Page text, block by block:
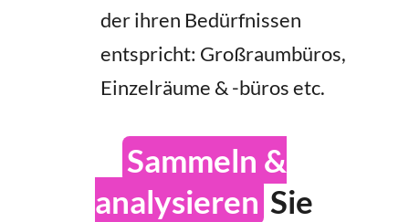
der ihren Bedürfnissen
entspricht: Großraumbüros,
Einzelräume & -büros etc.
Sammeln &
analysieren Sie